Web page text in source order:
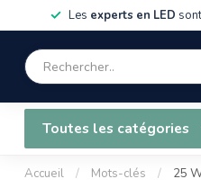
Les experts en LED
Toutes les catégories
Accueil / Mots-clés / 25